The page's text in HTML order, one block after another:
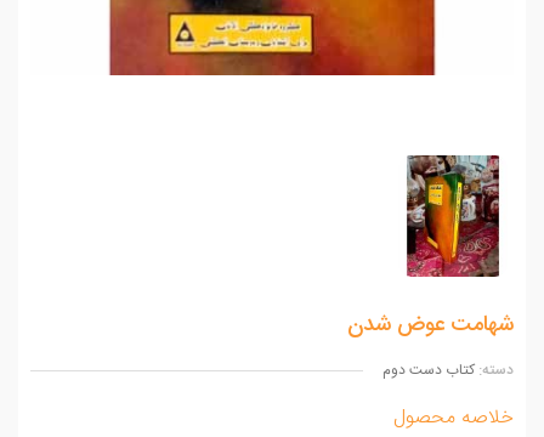
عوض شدن
کتاب دست دوم
محصول